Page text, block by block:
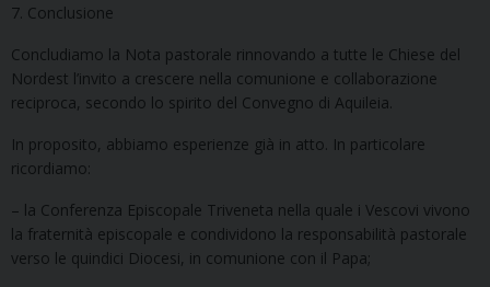
7. Conclusione
Concludiamo la Nota pastorale rinnovando a tutte le Chiese del
Nordest l’invito a crescere nella comunione e collaborazione
reciproca, secondo lo spirito del Convegno di Aquileia.
In proposito, abbiamo esperienze già in atto. In particolare
ricordiamo:
– la Conferenza Episcopale Triveneta nella quale i Vescovi vivono
la fraternità episcopale e condividono la responsabilità pastorale
verso le quindici Diocesi, in comunione con il Papa;